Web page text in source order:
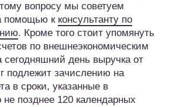
вопросу мы советуем
помощью к консультанту по
. Кроме того стоит упомянуть
по внешнеэкономическим
сегодняшний день выручка от
подлежит зачислению на
в сроки, указанные в
не позднее 120 календарных